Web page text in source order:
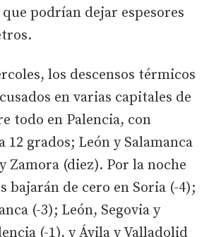
podrían dejar espesores
los descensos térmicos
en varias capitales de
todo en Palencia, con
12 grados; León y Salamanca
Zamora (diez). Por la noche
bajarán de cero en Soria (-4);
(-3); León, Segovia y
(-1), y Ávila y Valladolid